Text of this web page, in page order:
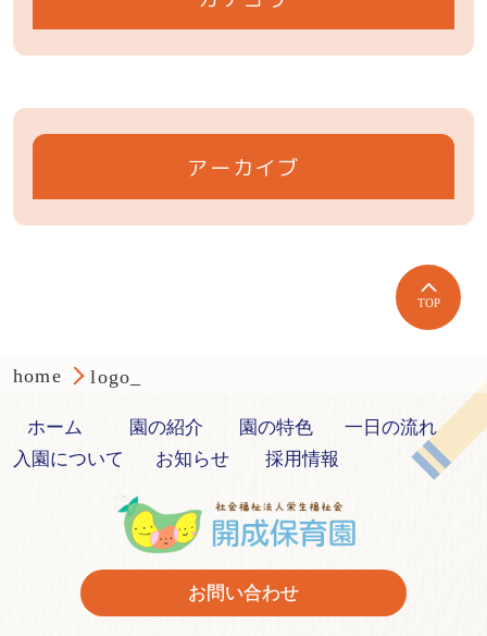
アーカイブ
TOP
home logo_
ホーム 園の紹介 園の特色
一日の流れ
入園について
お知らせ 採用情報
お問い合わせ